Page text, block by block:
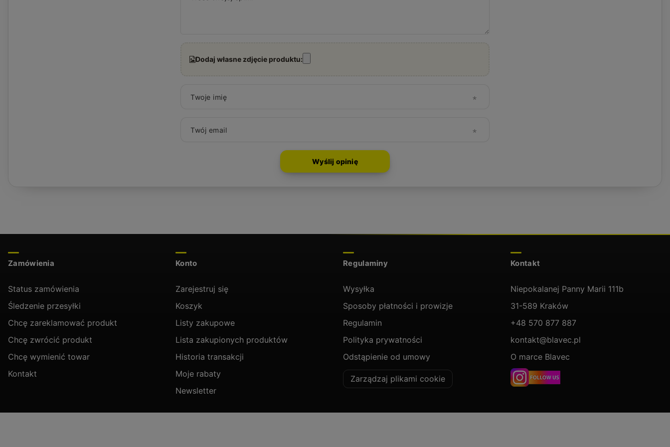
Dodaj własne zdjęcie produktu:
Twoje imię
Twój email
Wyślij opinię
Zamówienia
Status zamówienia
Śledzenie przesyłki
Chcę zareklamować produkt
Chcę zwrócić produkt
Chcę wymienić towar
Kontakt
Konto
Zarejestruj się
Koszyk
Listy zakupowe
Lista zakupionych produktów
Historia transakcji
Moje rabaty
Newsletter
Regulaminy
Wysyłka
Sposoby płatności i prowizje
Regulamin
Polityka prywatności
Odstąpienie od umowy
Zarządzaj plikami cookie
Kontakt
Niepokalanej Panny Marii 111b
31-589 Kraków
+48 570 877 887
kontakt@blavec.pl
O marce Blavec